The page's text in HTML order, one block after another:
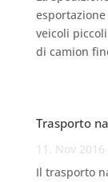
veicoli
di camion
Trasporto
11. Nov 2016
Il trasporto